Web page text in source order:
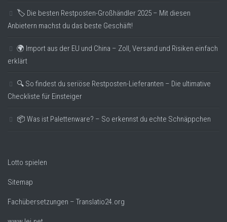
🏷️ Die besten Restposten-Großhändler 2025 – Mit diesen
Anbietern machst du das beste Geschäft!
🌍 Import aus der EU und China – Zoll, Versand und Risiken einfach
erklärt
🔍 So findest du seriöse Restposten-Lieferanten – Die ultimative
Checkliste für Einsteiger
📦 Was ist Palettenware? – So erkennst du echte Schnäppchen
Lotto spielen
Sitemap
Fachübersetzungen – Translatio24.org